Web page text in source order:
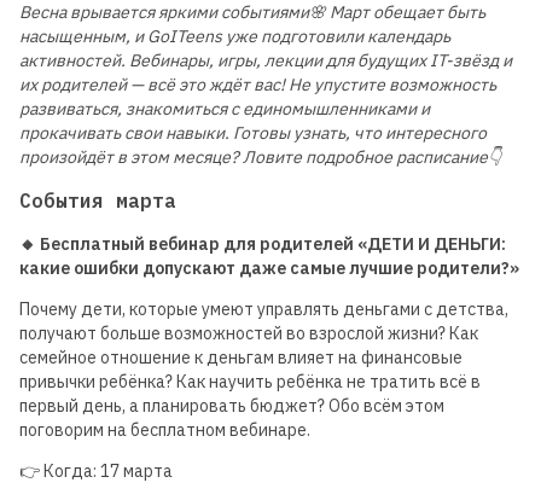
Весна врывается яркими событиями🌸 Март обещает быть
насыщенным, и GoITeens уже подготовили календарь
активностей. Вебинары, игры, лекции для будущих IT-звёзд и
их родителей — всё это ждёт вас! Не упустите возможность
развиваться, знакомиться с единомышленниками и
прокачивать свои навыки. Готовы узнать, что интересного
произойдёт в этом месяце? Ловите подробное расписание👇
События марта
🔸 Бесплатный вебинар для родителей «ДЕТИ И ДЕНЬГИ:
какие ошибки допускают даже самые лучшие родители?»
Почему дети, которые умеют управлять деньгами с детства,
получают больше возможностей во взрослой жизни? Как
семейное отношение к деньгам влияет на финансовые
привычки ребёнка? Как научить ребёнка не тратить всё в
первый день, а планировать бюджет? Обо всём этом
поговорим на бесплатном вебинаре.
👉 Когда: 17 марта